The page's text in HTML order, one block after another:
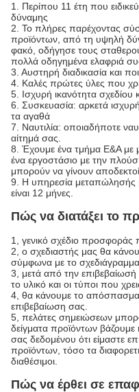
1. Περίπου 11 έτη που
δύναμης
2. Το πλήρες παρέχοντας
προϊόντων, από τη υψηλή
φακό, οδήγησε τους
πολλά οδηγημένα ελαφριά
3. Αυστηρή διαδικασία και
4. Καλές πρώτες ύλες που
5. Ισχυρή ικανότητα σχεδίου
6. Συσκευασία: αρκετά
τα αγαθά
7. Ναυτιλία: οποιαδήποτε
αίτημά σας.
8. Έχουμε ένα τμήμα Ε&Α με
ένα εργοστάσιο με την
μπορούν να γίνουν αποδεκτοί.
9. Η υπηρεσία μεταπώλησής
είναι 12 μήνες.
Πώς να διατάξει το
1, γενικό σχέδιο προσφοράς
2, ο σχεδιαστής μας θα
σύμφωνα με το
3, μετά από την
το υλικό και οι τύποι που
4, θα κάνουμε το
επιβεβαίωση σας.
5, πελάτες σημειώσεων
δείγματα προϊόντων βάζουμε
σας δεδομένου ότι είμαστε
προϊόντων, τόσο τα
διαθέσιμοι.
Πώς να έρθει σε